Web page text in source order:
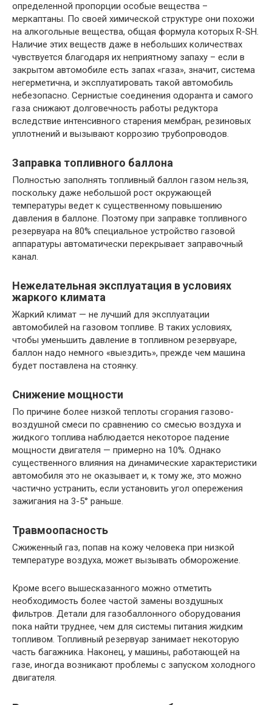
определенной пропорции особые вещества –
меркаптаны. По своей химической структуре они похожи
на алкогольные вещества, общая формула которых R-SH.
Наличие этих веществ даже в небольших количествах
чувствуется благодаря их неприятному запаху – если в
закрытом автомобиле есть запах «газа», значит, система
негерметична, и эксплуатировать такой автомобиль
небезопасно. Сернистые соединения одоранта и самого
газа снижают долговечность работы редуктора
вследствие интенсивного старения мембран, резиновых
уплотнений и вызывают коррозию трубопроводов.
Заправка топливного баллона
Полностью заполнять топливный баллон газом нельзя,
поскольку даже небольшой рост окружающей
температуры ведет к существенному повышению
давления в баллоне. Поэтому при заправке топливного
резервуара на 80% специальное устройство газовой
аппаратуры автоматически перекрывает заправочный
канал.
Нежелательная эксплуатация в условиях
жаркого климата
Жаркий климат — не лучший для эксплуатации
автомобилей на газовом топливе. В таких условиях,
чтобы уменьшить давление в топливном резервуаре,
баллон надо немного «выездить», прежде чем машина
будет поставлена на стоянку.
Снижение мощности
По причине более низкой теплоты сгорания газово-
воздушной смеси по сравнению со смесью воздуха и
жидкого топлива наблюдается некоторое падение
мощности двигателя — примерно на 10%. Однако
существенного влияния на динамические характеристики
автомобиля это не оказывает и, к тому же, это можно
частично устранить, если установить угол опережения
зажигания на 3-5° раньше.
Травмоопасность
Сжиженный газ, попав на кожу человека при низкой
температуре воздуха, может вызывать обморожение.
Кроме всего вышесказанного можно отметить
необходимость более частой замены воздушных
фильтров. Детали для газобаллонного оборудования
пока найти труднее, чем для системы питания жидким
топливом. Топливный резервуар занимает некоторую
часть багажника. Наконец, у машины, работающей на
газе, иногда возникают проблемы с запуском холодного
двигателя.